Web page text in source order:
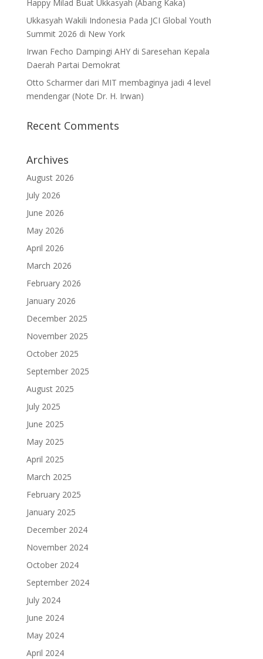
Happy Milad Buat Ukkasyah (Abang Kaka)
Ukkasyah Wakili Indonesia Pada JCI Global Youth
Summit 2026 di New York
Irwan Fecho Dampingi AHY di Saresehan Kepala
Daerah Partai Demokrat
Otto Scharmer dari MIT membaginya jadi 4 level
mendengar (Note Dr. H. Irwan)
Recent Comments
Archives
August 2026
July 2026
June 2026
May 2026
April 2026
March 2026
February 2026
January 2026
December 2025
November 2025
October 2025
September 2025
August 2025
July 2025
June 2025
May 2025
April 2025
March 2025
February 2025
January 2025
December 2024
November 2024
October 2024
September 2024
July 2024
June 2024
May 2024
April 2024